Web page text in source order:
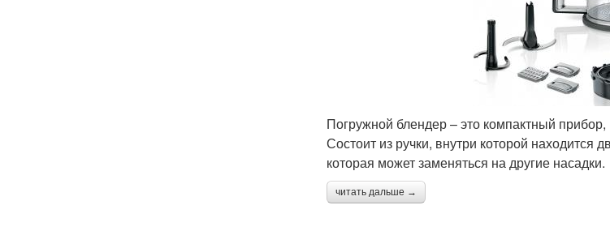
Погружной блендер – это компактный
Состоит из ручки, внутри которой находится
которая может заменяться на другие насадки.
читать дальше →